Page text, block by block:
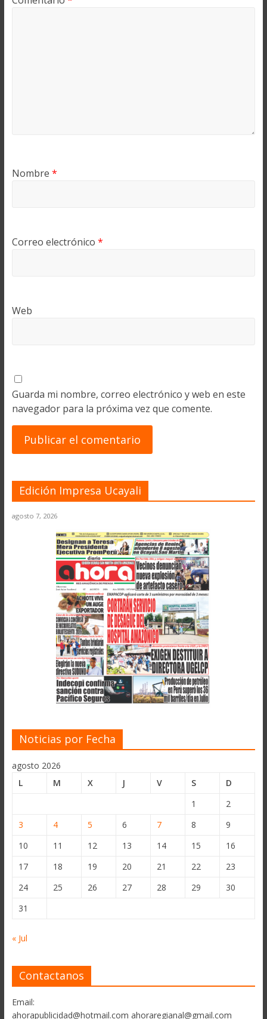
Nombre *
Correo electrónico *
Web
Guarda mi nombre, correo electrónico y web en este
navegador para la próxima vez que comente.
Edición Impresa Ucayali
agosto 7, 2026
Noticias por Fecha
agosto 2026
L
M X J V S
D
1
2
3
4 5 6 7 8
9
10
11 12 13 14 15
16
17
18 19 20 21 22
23
24
25 26 27 28 29
30
31
« Jul
Contactanos
Email:
ahorapublicidad@hotmail.com ahoraregianal@gmail.com